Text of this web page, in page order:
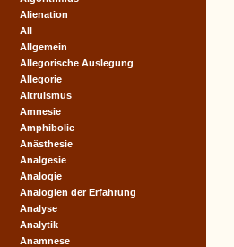
Alienation
All
Allgemein
Allegorische Auslegung
Allegorie
Altruismus
Amnesie
Amphibolie
Anästhesie
Analgesie
Analogie
Analogien der Erfahrung
Analyse
Analytik
Anamnese